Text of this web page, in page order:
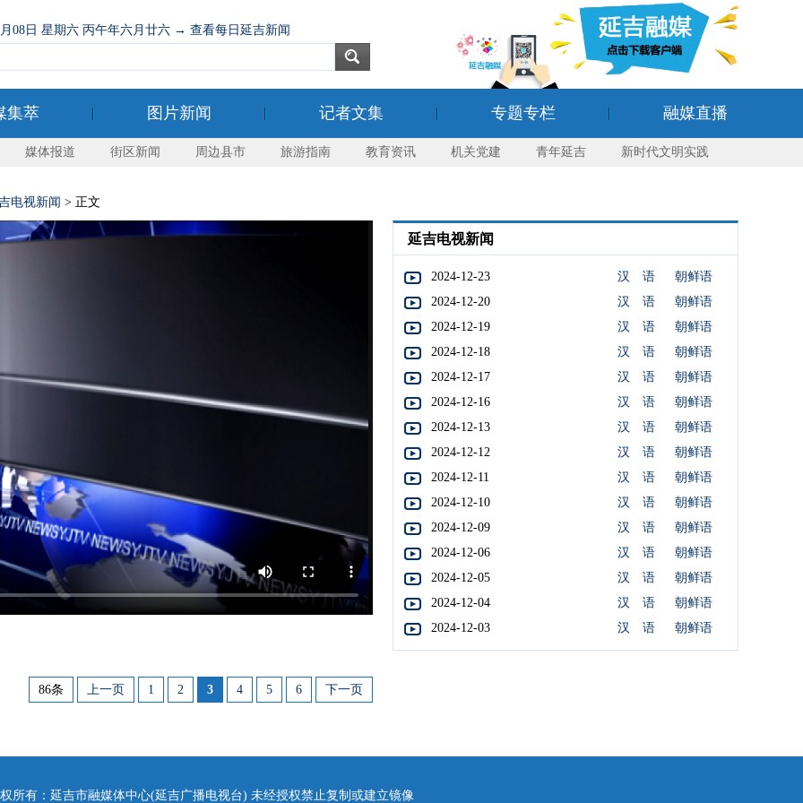
月08日 星期六 丙午年六月廿六 → 查看每日延吉新闻
集萃 图片新闻 记者文集 专题专栏 融媒直播
媒体报道 街区新闻 周边县市 旅游指南 教育资讯 机关党建 青年延吉 新时代文明实践
电视新闻 > 正文
延吉电视新闻
2024-12-23 汉 语
朝鲜语
2024-12-20
汉 语
朝鲜语
2024-12-19
汉 语
朝鲜语
2024-12-18
汉 语
朝鲜语
2024-12-17
汉 语
朝鲜语
2024-12-16
汉 语
朝鲜语
2024-12-13
汉 语
朝鲜语
2024-12-12
汉 语
朝鲜语
2024-12-11
汉 语
朝鲜语
2024-12-10
汉 语
朝鲜语
2024-12-09
汉 语
朝鲜语
2024-12-06
汉 语
朝鲜语
2024-12-05
汉 语
朝鲜语
2024-12-04
汉 语
朝鲜语
2024-12-03
汉 语 朝鲜语
86条 上一页 1 2 3 4 5 6 下一页
所有：延吉市融媒体中心(延吉广播电视台) 未经授权禁止复制或建立镜像